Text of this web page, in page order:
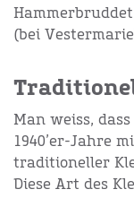
(bei
Man weiss,
1940’er-Jahre
traditioneller
Diese Art des